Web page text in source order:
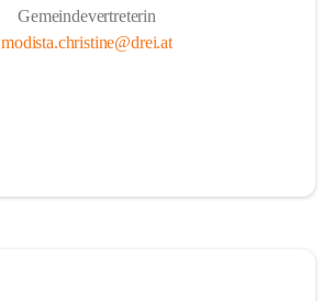
Gemeindevertreterin
modista.christine@drei.at